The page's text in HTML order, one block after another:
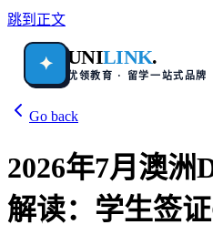
跳到正文
✦ UNILINK.
优领教育 · 留学一站式品牌
Go back
2026年7月澳洲
解读：学生签